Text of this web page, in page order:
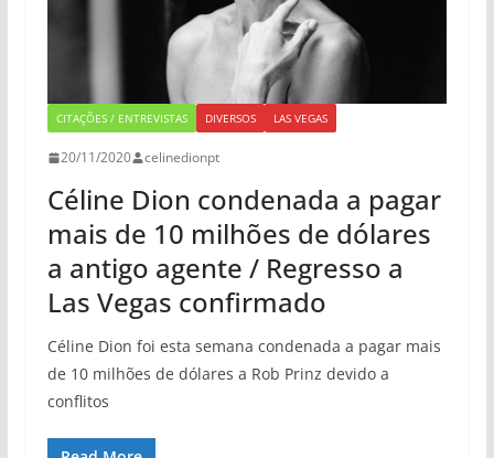
CITAÇÕES / ENTREVISTAS DIVERSOS LAS VEGAS
20/11/2020 celinedionpt
Céline Dion condenada a pagar
mais de 10 milhões de dólares
a antigo agente / Regresso a
Las Vegas confirmado
Céline Dion foi esta semana condenada a pagar mais
de 10 milhões de dólares a Rob Prinz devido a
conflitos